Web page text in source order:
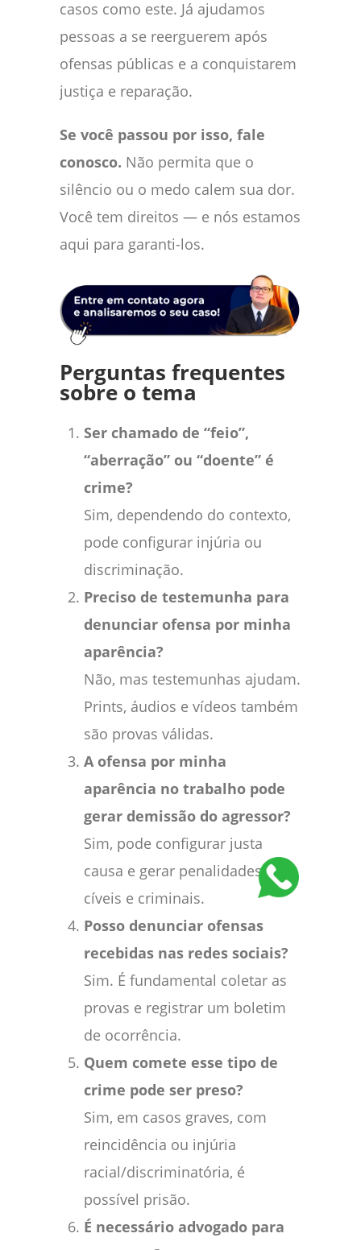
casos como este. Já ajudamos
pessoas a se reerguerem após
ofensas públicas e a conquistarem
justiça e reparação.
Se você passou por isso, fale
conosco. Não permita que o
silêncio ou o medo calem sua dor.
Você tem direitos — e nós estamos
aqui para garanti-los.
Perguntas frequentes
sobre o tema
Ser chamado de “feio”,
“aberração” ou “doente” é
crime?
Sim, dependendo do contexto,
pode configurar injúria ou
discriminação.
Preciso de testemunha para
denunciar ofensa por minha
aparência?
Não, mas testemunhas ajudam.
Prints, áudios e vídeos também
são provas válidas.
A ofensa por minha
aparência no trabalho pode
gerar demissão do agressor?
Sim, pode configurar justa
causa e gerar penalidades
cíveis e criminais.
Posso denunciar ofensas
recebidas nas redes sociais?
Sim. É fundamental coletar as
provas e registrar um boletim
de ocorrência.
Quem comete esse tipo de
crime pode ser preso?
Sim, em casos graves, com
reincidência ou injúria
racial/discriminatória, é
possível prisão.
É necessário advogado para